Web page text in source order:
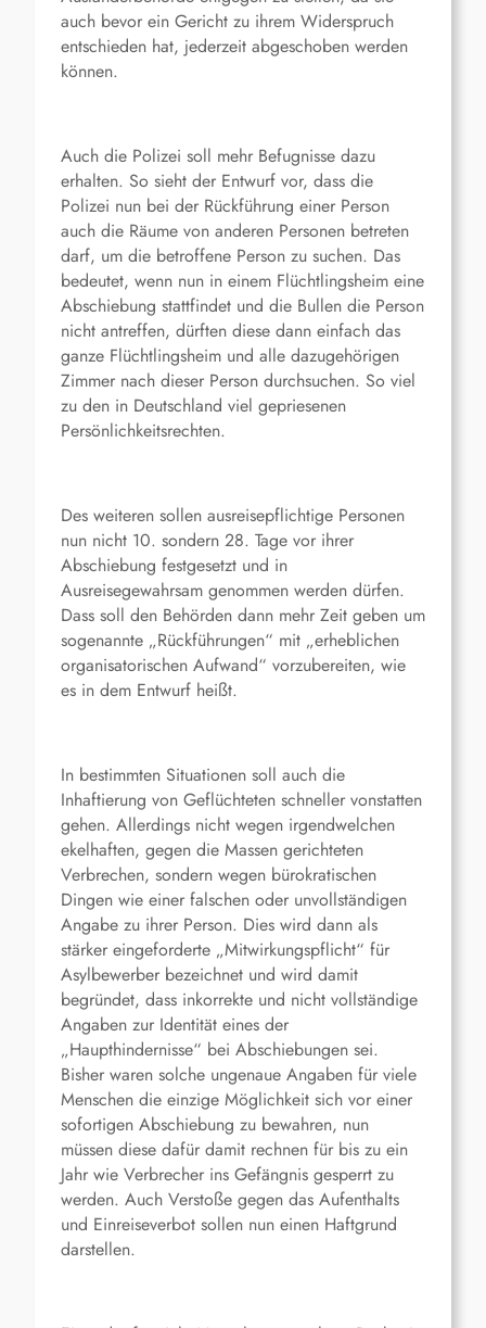
auch bevor ein Gericht zu ihrem Widerspruch
entschieden hat, jederzeit abgeschoben werden
können.
Auch die Polizei soll mehr Befugnisse dazu
erhalten. So sieht der Entwurf vor, dass die
Polizei nun bei der Rückführung einer Person
auch die Räume von anderen Personen betreten
darf, um die betroffene Person zu suchen. Das
bedeutet, wenn nun in einem Flüchtlingsheim eine
Abschiebung stattfindet und die Bullen die Person
nicht antreffen, dürften diese dann einfach das
ganze Flüchtlingsheim und alle dazugehörigen
Zimmer nach dieser Person durchsuchen. So viel
zu den in Deutschland viel gepriesenen
Persönlichkeitsrechten.
Des weiteren sollen ausreisepflichtige Personen
nun nicht 10. sondern 28. Tage vor ihrer
Abschiebung festgesetzt und in
Ausreisegewahrsam genommen werden dürfen.
Dass soll den Behörden dann mehr Zeit geben um
sogenannte „Rückführungen“ mit „erheblichen
organisatorischen Aufwand“ vorzubereiten, wie
es in dem Entwurf heißt.
In bestimmten Situationen soll auch die
Inhaftierung von Geflüchteten schneller vonstatten
gehen. Allerdings nicht wegen irgendwelchen
ekelhaften, gegen die Massen gerichteten
Verbrechen, sondern wegen bürokratischen
Dingen wie einer falschen oder unvollständigen
Angabe zu ihrer Person. Dies wird dann als
stärker eingeforderte „Mitwirkungspflicht“ für
Asylbewerber bezeichnet und wird damit
begründet, dass inkorrekte und nicht vollständige
Angaben zur Identität eines der
„Haupthindernisse“ bei Abschiebungen sei.
Bisher waren solche ungenaue Angaben für viele
Menschen die einzige Möglichkeit sich vor einer
sofortigen Abschiebung zu bewahren, nun
müssen diese dafür damit rechnen für bis zu ein
Jahr wie Verbrecher ins Gefängnis gesperrt zu
werden. Auch Verstoße gegen das Aufenthalts
und Einreiseverbot sollen nun einen Haftgrund
darstellen.